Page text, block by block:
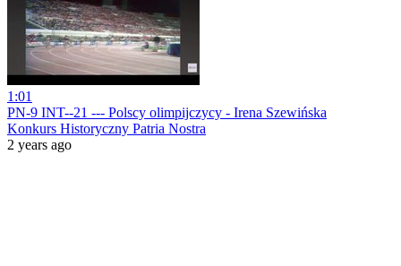
1:01
PN-9 INT--21 --- Polscy olimpijczycy - Irena Szewińska
Konkurs Historyczny Patria Nostra
2 years ago